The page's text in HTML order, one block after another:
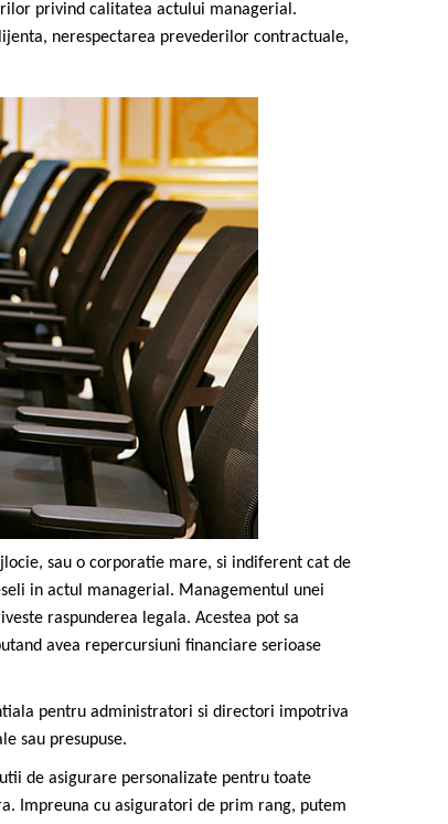
privind calitatea actului managerial.
nerespectarea prevederilor contractuale,
sau o corporatie mare, si indiferent cat de
in actul managerial. Managementul unei
raspunderea legala. Acestea pot sa
avea repercursiuni financiare serioase
pentru administratori si directori impotriva
sau presupuse.
de asigurare personalizate pentru toate
Impreuna cu asiguratori de prim rang, putem